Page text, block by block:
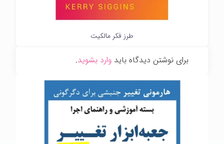
طرز فکر مالکیت
برای نوشتن دیدگاه باید وارد بشوید.